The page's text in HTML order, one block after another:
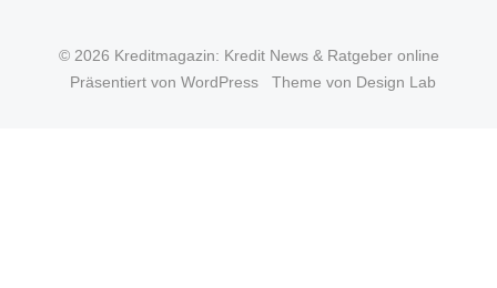
© 2026 Kreditmagazin: Kredit News & Ratgeber online
Präsentiert von WordPress
Theme von Design Lab